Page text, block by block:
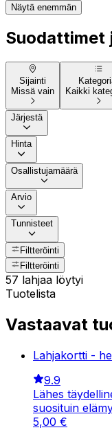
Näytä enemmän
Suodattimet
Sijainti
Missä vain
Kaikki
Järjestä
Hinta
Osallistujamäärä
Arvio
Tunnisteet
Filtteröinti
Filtteröinti
57 lahjaa löytyi
Tuotelista
Vastaavat
Lahjakortti -
9.9
Lähes
suosituin
5,00 €